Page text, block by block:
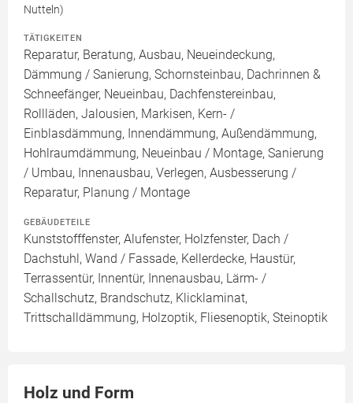
Nutteln)
TÄTIGKEITEN
Reparatur, Beratung, Ausbau, Neueindeckung,
Dämmung / Sanierung, Schornsteinbau, Dachrinnen &
Schneefänger, Neueinbau, Dachfenstereinbau,
Rollläden, Jalousien, Markisen, Kern- /
Einblasdämmung, Innendämmung, Außendämmung,
Hohlraumdämmung, Neueinbau / Montage, Sanierung
/ Umbau, Innenausbau, Verlegen, Ausbesserung /
Reparatur, Planung / Montage
GEBÄUDETEILE
Kunststofffenster, Alufenster, Holzfenster, Dach /
Dachstuhl, Wand / Fassade, Kellerdecke, Haustür,
Terrassentür, Innentür, Innenausbau, Lärm- /
Schallschutz, Brandschutz, Klicklaminat,
Trittschalldämmung, Holzoptik, Fliesenoptik, Steinoptik
Holz und Form